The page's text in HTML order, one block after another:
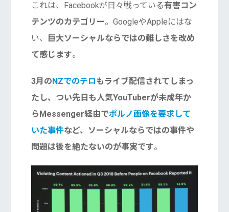
これは、Facebookが日々戦っている有害コン
テンツのカテゴリー。GoogleやAppleにはな
い、
巨大ソーシャルならではの難しさを改め
て感じます。
3月の NZでのテロもライブ配信されてしまっ
たし、つい先日も人気YouTuberが未成年か
らMessenger経由でポルノ画像を要求して
いた事件など、ソーシャルならではの事件や
問題は後を絶たないのが事実です。